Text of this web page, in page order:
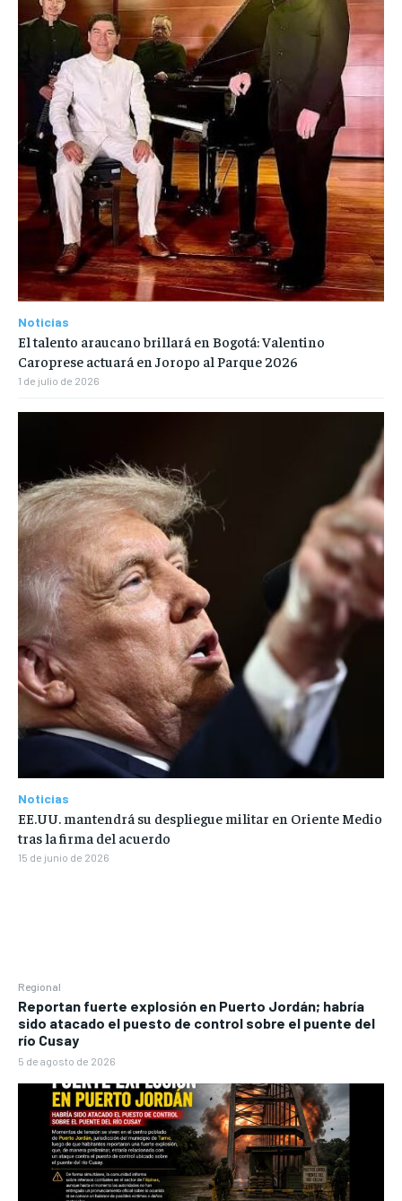
Regional
Reportan fuerte explosión en Puerto Jordán; habría
sido atacado el puesto de control sobre el puente del
río Cusay
5 de agosto de 2026
Noticias
El talento araucano brillará en Bogotá: Valentino
Caroprese actuará en Joropo al Parque 2026
1 de julio de 2026
Noticias
EE.UU. mantendrá su despliegue militar en Oriente Medio
tras la firma del acuerdo
15 de junio de 2026